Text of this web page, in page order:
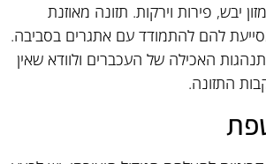
יבש, פירות וירקות. תזונה מאוזנת
להם להתמודד עם אתגרים בסביבה.
האכילה של העכברים ולוודא שאין
התזונה.